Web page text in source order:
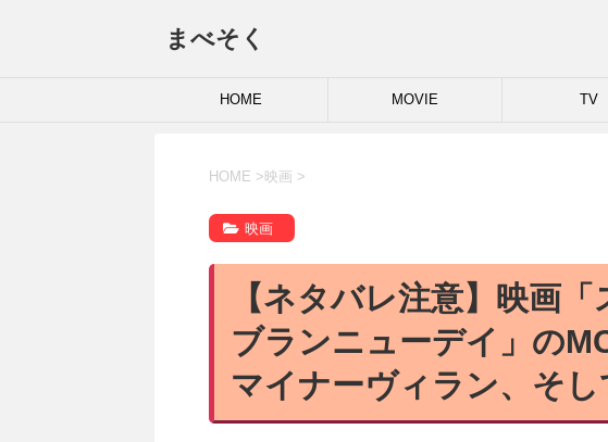
まべそく
HOME MOVIE TV
HOME > 映画 >
映画
【ネタバレ注意】映画
ブランニューデイ」の
マイナーヴィラン、そ